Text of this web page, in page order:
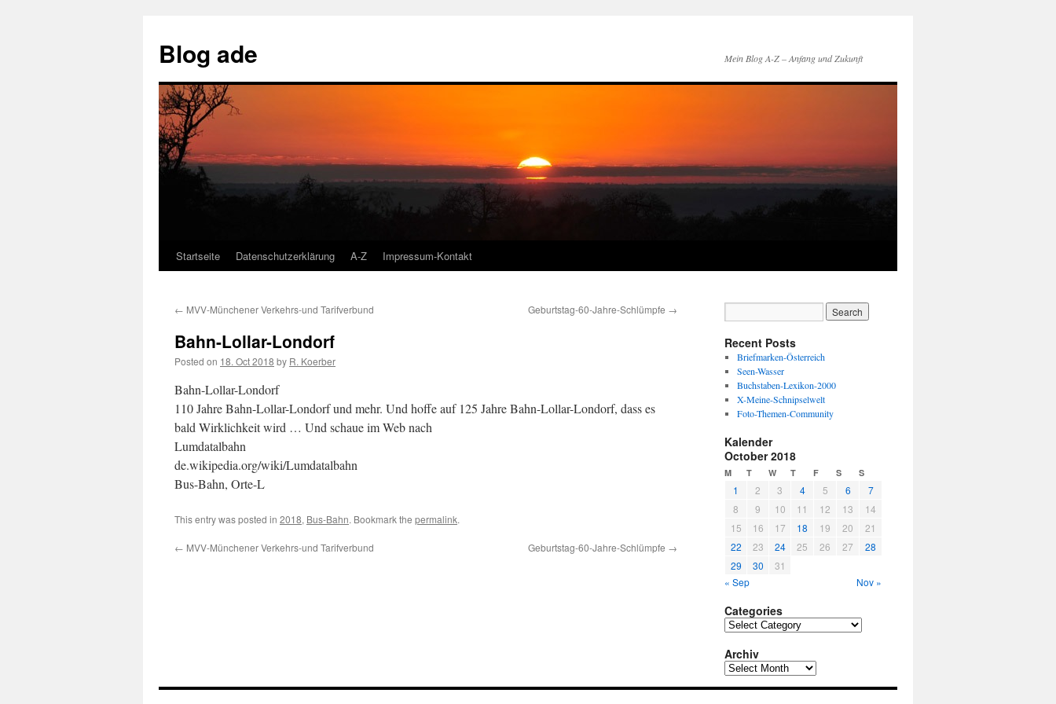
content
Blog ade Mein Blog A-Z – Anfang und Zukunft
Startseite Datenschutzerklärung A-Z Impressum-Kontakt
← MVV-Münchener Verkehrs-und Tarifverbund Geburtstag-60-Jahre-Schlümpfe →
Bahn-Lollar-Londorf
Posted on 18. Oct 2018 by R. Koerber
Bahn-Lollar-Londorf
110 Jahre Bahn-Lollar-Londorf und mehr. Und hoffe auf 125 Jahre Bahn-Lollar-Londorf, dass es
bald Wirklichkeit wird … Und schaue im Web nach
Lumdatalbahn
de.wikipedia.org/wiki/Lumdatalbahn
Bus-Bahn, Orte-L
This entry was posted in 2018, Bus-Bahn. Bookmark the permalink.
← MVV-Münchener Verkehrs-und Tarifverbund Geburtstag-60-Jahre-Schlümpfe →
Recent Posts
Briefmarken-Österreich
Seen-Wasser
Buchstaben-Lexikon-2000
X-Meine-Schnipselwelt
Foto-Themen-Community
Kalender
October 2018
M T W T F S S
1 2 3 4 5 6
7
8
9 10 11 12 13
14
15
16 17 18 19 20
21
22
23 24 25 26 27
28
29
30
31
« Sep
Nov »
Categories
C
tArchiv
A